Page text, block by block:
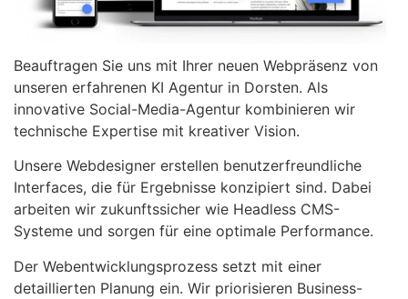
Beauftragen Sie uns mit Ihrer neuen Webpräsenz von
unseren erfahrenen KI Agentur in Dorsten. Als
innovative Social-Media-Agentur kombinieren wir
technische Expertise mit kreativer Vision.
Unsere Webdesigner erstellen benutzerfreundliche
Interfaces, die für Ergebnisse konzipiert sind. Dabei
arbeiten wir zukunftssicher wie Headless CMS-
Systeme und sorgen für eine optimale Performance.
Der Webentwicklungsprozess setzt mit einer
detaillierten Planung ein. Wir priorisieren Business-